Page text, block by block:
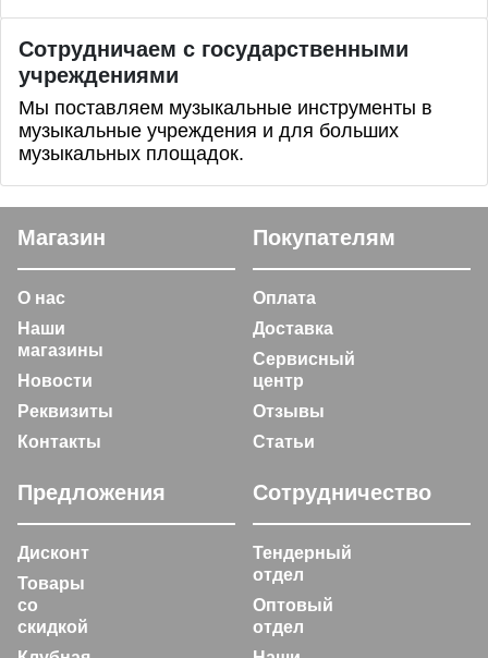
Сотрудничаем с государственными
учреждениями
Мы поставляем музыкальные инструменты в
музыкальные учреждения и для больших
музыкальных площадок.
Магазин
О нас
Наши
магазины
Новости
Реквизиты
Контакты
Покупателям
Оплата
Доставка
Сервисный
центр
Отзывы
Статьи
Предложения
Дисконт
Товары
со
скидкой
Сотрудничество
Тендерный
отдел
Оптовый
отдел